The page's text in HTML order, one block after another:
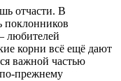
отчасти. В
поклонников
любителей
корни всё ещё дают
важной частью
прежнему